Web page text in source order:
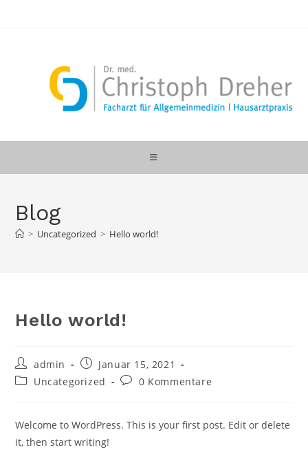
Blog
> Uncategorized > Hello world!
Hello world!
Beitrags-
Autor:
admin
Beitrag
veröffentlicht:
Januar 15, 2021
Beitrags-
Uncategorized
Beitrags-
0 Kommentare
Welcome to WordPress. This is your first post. Edit or delete
it, then start writing!